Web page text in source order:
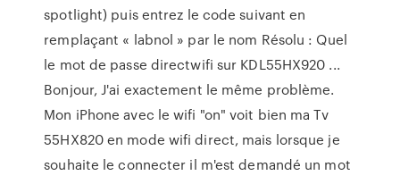
spotlight) puis entrez le code suivant en
remplaçant « labnol » par le nom Résolu : Quel
le mot de passe directwifi sur KDL55HX920 ...
Bonjour, J'ai exactement le même problème.
Mon iPhone avec le wifi "on" voit bien ma Tv
55HX820 en mode wifi direct, mais lorsque je
souhaite le connecter il m'est demandé un mot